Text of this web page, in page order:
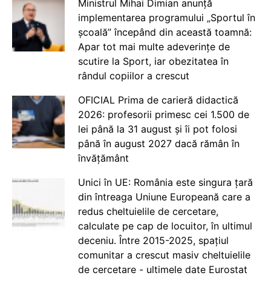
Ministrul Mihai Dimian anunță
implementarea programului „Sportul în
școală” începând din această toamnă:
Apar tot mai multe adeverințe de
scutire la Sport, iar obezitatea în
rândul copiilor a crescut
OFICIAL Prima de carieră didactică
2026: profesorii primesc cei 1.500 de
lei până la 31 august și îi pot folosi
până în august 2027 dacă rămân în
învățământ
Unici în UE: România este singura țară
din întreaga Uniune Europeană care a
redus cheltuielile de cercetare,
calculate pe cap de locuitor, în ultimul
deceniu. Între 2015-2025, spațiul
comunitar a crescut masiv cheltuielile
de cercetare - ultimele date Eurostat